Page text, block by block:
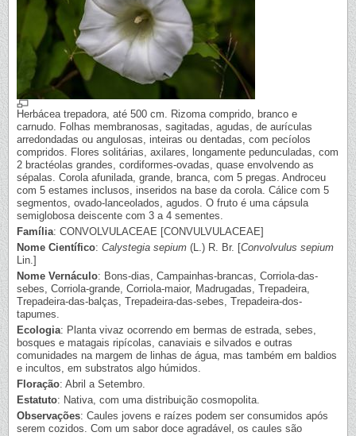
Herbácea trepadora, até 500 cm. Rizoma comprido, branco e
carnudo. Folhas membranosas, sagitadas, agudas, de aurículas
arredondadas ou angulosas, inteiras ou dentadas, com pecíolos
compridos. Flores solitárias, axilares, longamente pedunculadas, com
2 bractéolas grandes, cordiformes-ovadas, quase envolvendo as
sépalas. Corola afunilada, grande, branca, com 5 pregas. Androceu
com 5 estames inclusos, inseridos na base da corola. Cálice com 5
segmentos, ovado-lanceolados, agudos. O fruto é uma cápsula
semiglobosa deiscente com 3 a 4 sementes.
Família: CONVOLVULACEAE [CONVULVULACEAE]
Nome Científico: Calystegia sepium (L.) R. Br. [Convolvulus sepium
Lin.]
Nome Vernáculo: Bons-dias, Campainhas-brancas, Corriola-das-
sebes, Corriola-grande, Corriola-maior, Madrugadas, Trepadeira,
Trepadeira-das-balças, Trepadeira-das-sebes, Trepadeira-dos-
tapumes.
Ecologia: Planta vivaz ocorrendo em bermas de estrada, sebes,
bosques e matagais ripícolas, canaviais e silvados e outras
comunidades na margem de linhas de água, mas também em baldios
e incultos, em substratos algo húmidos.
Floração: Abril a Setembro.
Estatuto: Nativa, com uma distribuição cosmopolita.
Observações: Caules jovens e raízes podem ser consumidos após
serem cozidos. Com um sabor doce agradável, os caules são